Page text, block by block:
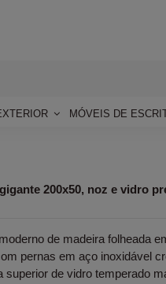
MÓVEIS DE
200x50, noz e vidro
de madeira folheada
pernas em aço inoxidável
superior de vidro temperado